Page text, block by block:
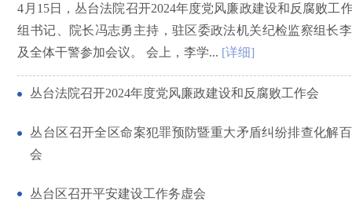
4月15日，丛台法院召开2024年度党风廉政建设和反腐败工
组书记、院长冯志勇主持，驻区委政法机关纪检监察组长
及全体干警参加会议。 会上，李学... [详细]
丛台法院召开2024年度党风廉政建设和反腐败工作会
丛台区召开全区命案犯罪预防暨重大矛盾纠纷排查化解
会
丛台区召开平安建设工作务虚会